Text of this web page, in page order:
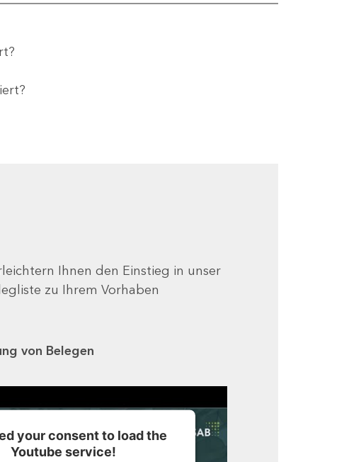
Ihnen den Einstieg in unser
zu Ihrem Vorhaben
von Belegen
your consent to load the
Youtube service!